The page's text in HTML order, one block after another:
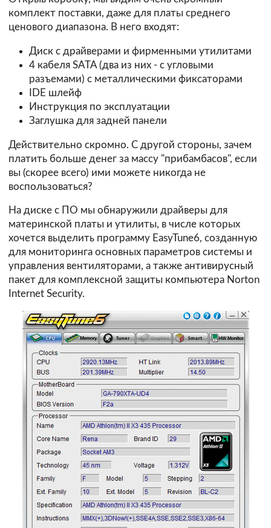
комплект поставки, даже для платы среднего
ценового диапазона. В него входят:
Диск с драйверами и фирменными утилитами
4 кабеля SATA (два из них - с угловыми
разъемами) с металлическими фиксаторами
IDE шлейф
Инструкция по эксплуатации
Заглушка для задней панели
Действительно скромно. С другой стороны, зачем
платить больше денег за массу "прибамбасов", если
вы (скорее всего) ими можете никогда не
воспользоваться?
На диске с ПО мы обнаружили драйверы для
материнской платы и утилиты, в числе которых
хочется выделить программу EasyTune6, созданную
для мониторинга основных параметров системы и
управления вентиляторами, а также антивирусный
пакет для комплексной защиты компьютера Norton
Internet Security.